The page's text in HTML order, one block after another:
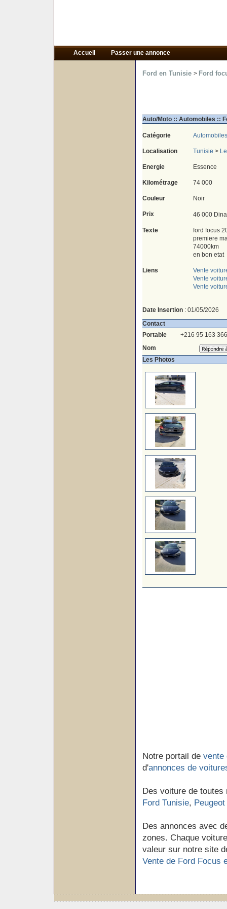
Accueil Passer une annonce
Ford en Tunisie > Ford
Auto/Moto :: Automobiles ::
Catégorie Automobiles
Localisation Tunisie >
Energie Essence
Kilométrage 74 000
Couleur Noir
Prix 46 000
Texte
ford focus
premiere
74000km
en bon etat
Liens
Vente
Vente
Vente
Date Insertion: 01/05/2026
Contact
Portable
+216 95 163 366
Nom
Les Photos
Notre portail de vente
d'annonces de
Des voiture de
Ford Tunisie,
Des annonces avec
zones. Chaque
valeur sur notre site
Vente de Ford Focus